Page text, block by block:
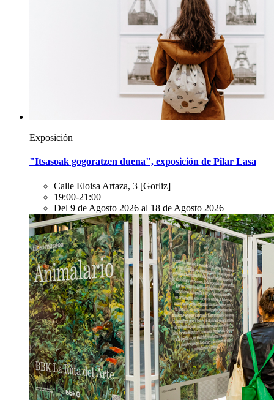
Exposición
"Itsasoak gogoratzen duena", exposición de Pilar Lasa
Calle Eloisa Artaza, 3 [Gorliz]
19:00-21:00
Del 9 de Agosto 2026 al 18 de Agosto 2026